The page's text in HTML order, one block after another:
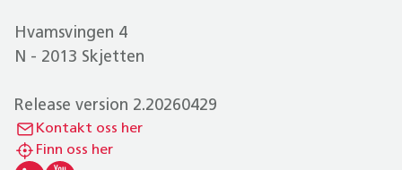
Hvamsvingen 4
N - 2013 Skjetten
Release version 2.20260429
Kontakt oss her
Finn oss her